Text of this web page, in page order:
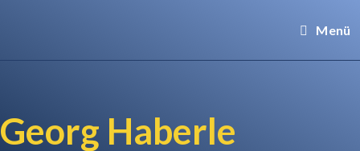
Menü
Georg Haberle